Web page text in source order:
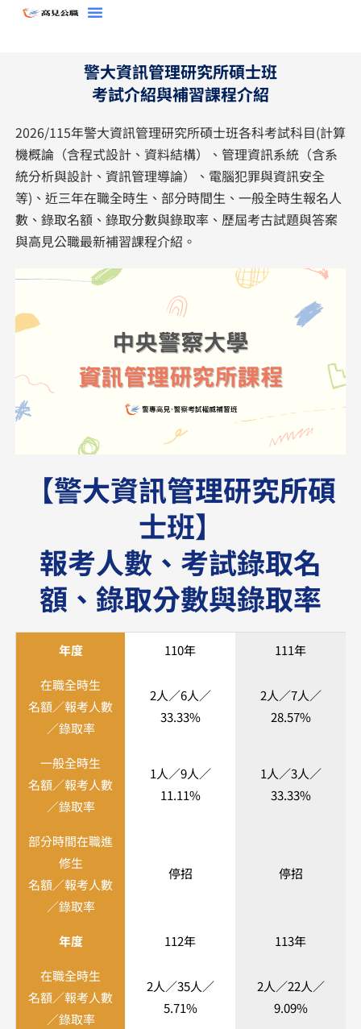
警大資訊管理研究所碩士班
考試介紹與補習課程介紹
2026/115年警大資訊管理研究所碩士班各科考試科目(計算
機概論（含程式設計、資料結構）、管理資訊系統（含系
統分析與設計、資訊管理導論）、電腦犯罪與資訊安全
等)、近三年在職全時生、部分時間生、一般全時生報名人
數、錄取名額、錄取分數與錄取率、歷屆考古試題與答案
與高見公職最新補習課程介紹。
【警大資訊管理研究所碩
士班】
報考人數、考試錄取名
額、錄取分數與錄取率
年度 110年 111年
在職全時生
名額／報考人數
／錄取率
2人／6人／
33.33%
2人／7人／
28.57%
一般全時生
名額／報考人數
／錄取率
1人／9人／
11.11%
1人／3人／
33.33%
部分時間在職進
修生
名額／報考人數
／錄取率
停招 停招
年度 112年 113年
在職全時生
名額／報考人數
／錄取率
2人／35人／
5.71%
2人／22人／
9.09%